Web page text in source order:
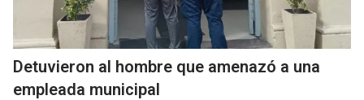
Detuvieron al hombre que amenazó a una
empleada municipal